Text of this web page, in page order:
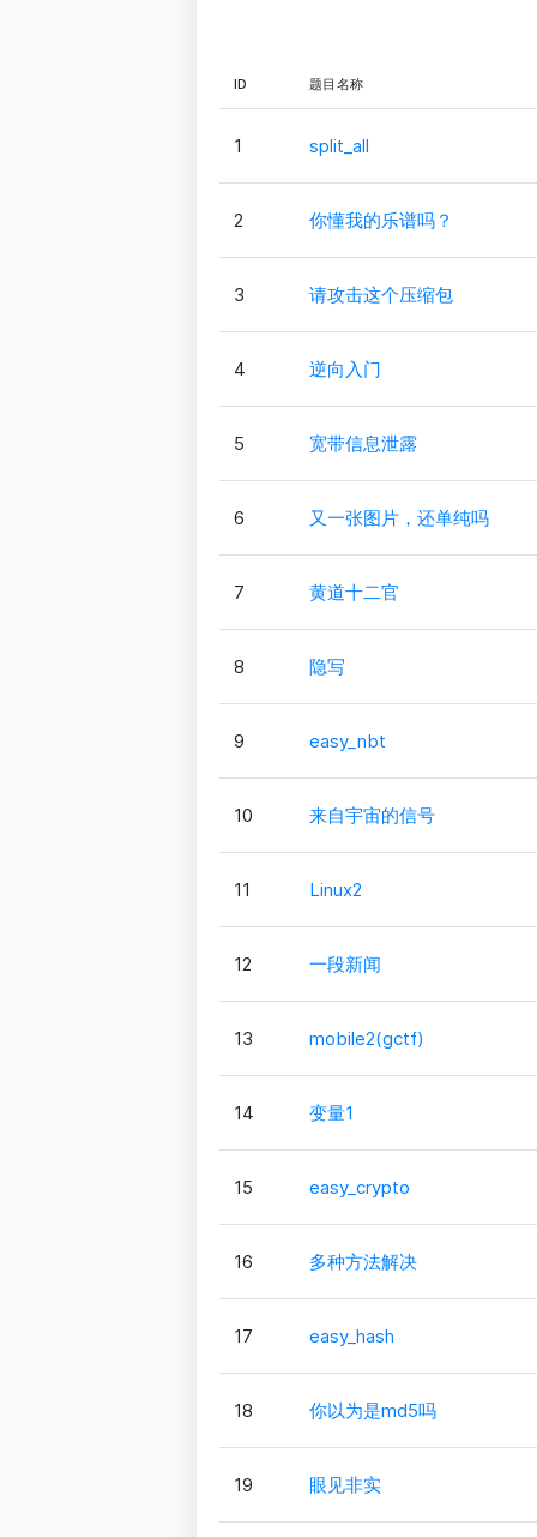
ID 题目名称
1 split_all
2 你懂我的乐谱吗？
3 请攻击这个压缩包
4 逆向入门
5 宽带信息泄露
6 又一张图片，还单纯吗
7 黄道十二官
8 隐写
9 easy_nbt
10 来自宇宙的信号
11 Linux2
12 一段新闻
13 mobile2(gctf)
14 变量1
15 easy_crypto
16 多种方法解决
17 easy_hash
18 你以为是md5吗
19 眼见非实